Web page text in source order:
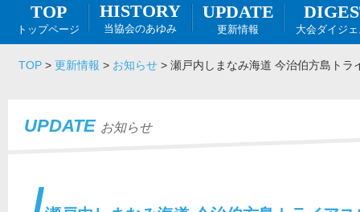
TOP
トップページ
HISTORY
当協会のあゆみ
UPDATE
更新情報 大会ダイジ
TOP > 更新情報 > お知らせ > 瀬戸内しまなみ海道 今治伯方島ト
UPDATE お知らせ